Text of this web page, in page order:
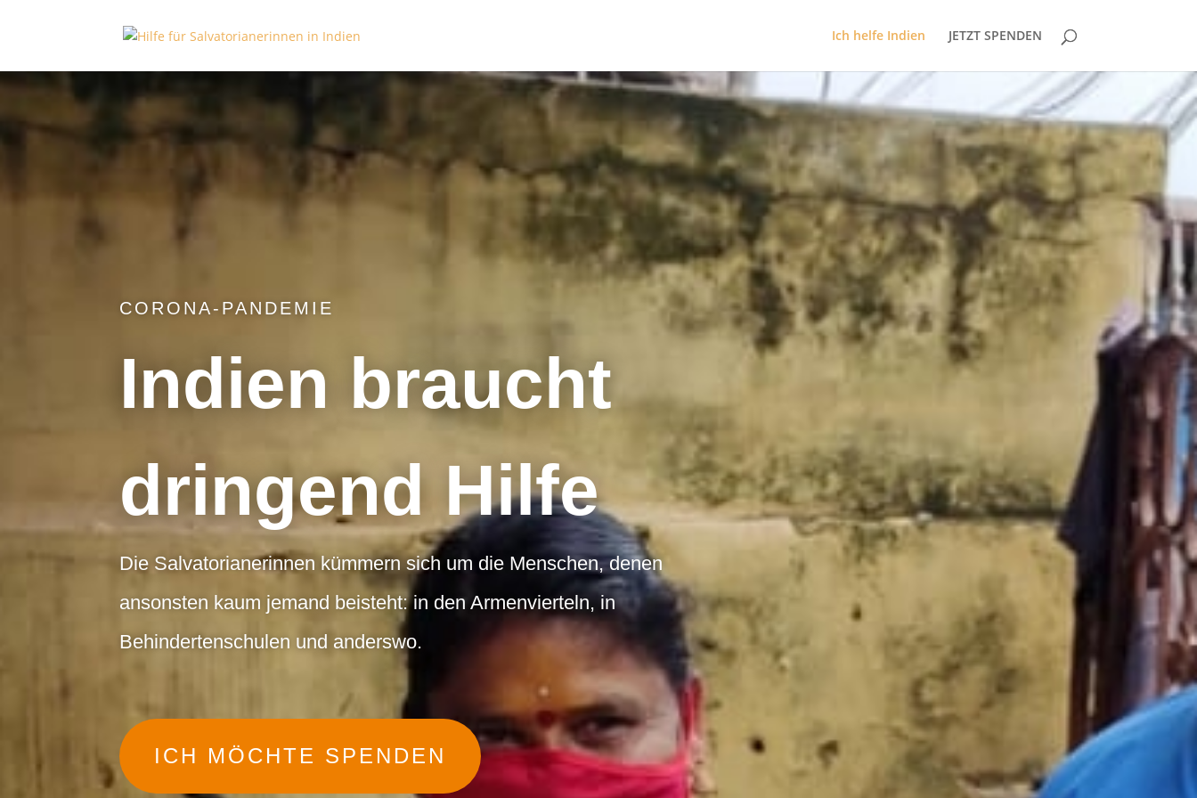
Ich helfe Indien JETZT SPENDEN
CORONA-PANDEMIE
Indien braucht
dringend Hilfe
Die Salvatorianerinnen kümmern sich um die Menschen, denen
ansonsten kaum jemand beisteht: in den Armenvierteln, in
Behindertenschulen und anderswo.
ICH MÖCHTE SPENDEN